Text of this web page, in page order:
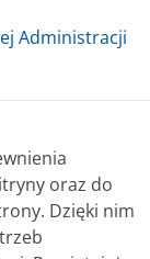
Administracji
oraz do
Dzięki nim